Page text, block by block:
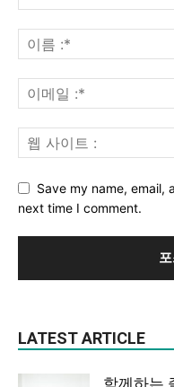
Save my name, email,
next time I comment.
LATEST ARTICLE